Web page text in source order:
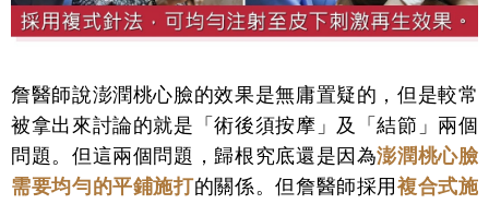
詹醫師說澎潤桃心臉的效果是無庸置疑的，但是較常
被拿出來討論的就是「術後須按摩」及「結節」兩個
問題。但這兩個問題，歸根究底還是因為澎潤桃心臉
需要均勻的平鋪施打的關係。但詹醫師採用複合式施